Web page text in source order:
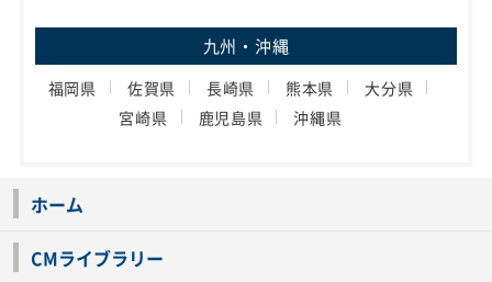
九州・沖縄
福岡県 佐賀県 長崎県 熊本県
大分県
宮崎県
鹿児島県 沖縄県
ホーム
CMライブラリー